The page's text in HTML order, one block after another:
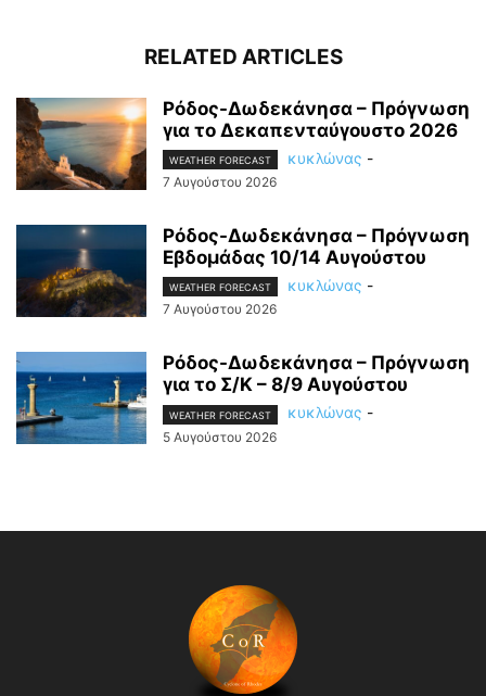
RELATED ARTICLES
Ρόδος-Δωδεκάνησα – Πρόγνωση
για το Δεκαπενταύγουστο 2026
WEATHER FORECAST κυκλώνας -
7 Αυγούστου 2026
Ρόδος-Δωδεκάνησα – Πρόγνωση
Εβδομάδας 10/14 Αυγούστου
WEATHER FORECAST κυκλώνας -
7 Αυγούστου 2026
Ρόδος-Δωδεκάνησα – Πρόγνωση
για το Σ/Κ – 8/9 Αυγούστου
WEATHER FORECAST κυκλώνας -
5 Αυγούστου 2026